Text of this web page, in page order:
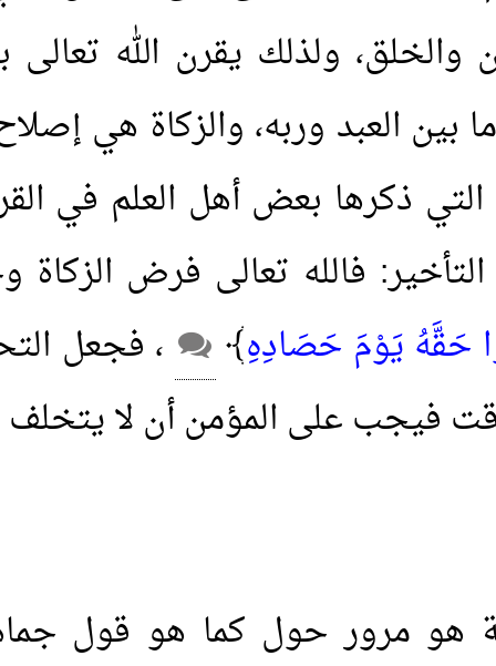
ولذلك يقرن الله تعالى
العبد وربه، والزكاة هي
التي ذكرها بعض أهل العلم في
فالله تعالى فرض
حَقَّهُ يَوْمَ حَصَادِهِ﴾
، فجعل
فيجب على المؤمن أن لا
هو مرور حول كما هو قول